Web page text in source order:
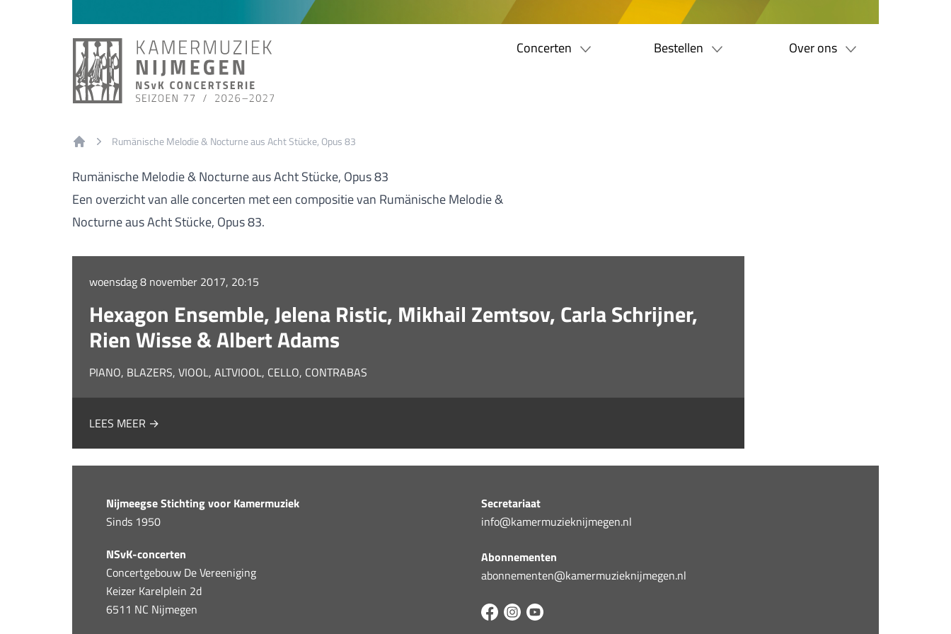
Concerten Bestellen Over ons
Rumänische Melodie & Nocturne aus Acht Stücke, Opus 83
Rumänische Melodie & Nocturne aus Acht Stücke, Opus 83
Een overzicht van alle concerten met een compositie van Rumänische Melodie &
Nocturne aus Acht Stücke, Opus 83.
woensdag 8 november 2017, 20:15
Hexagon Ensemble, Jelena Ristic, Mikhail Zemtsov, Carla Schrijner,
Rien Wisse & Albert Adams
PIANO, BLAZERS, VIOOL, ALTVIOOL, CELLO, CONTRABAS
LEES MEER →
Nijmeegse Stichting voor Kamermuziek
Sinds 1950
NSvK-concerten
Concertgebouw De Vereeniging
Keizer Karelplein 2d
6511 NC Nijmegen
Secretariaat
info@kamermuzieknijmegen.nl
Abonnementen
abonnementen@kamermuzieknijmegen.nl